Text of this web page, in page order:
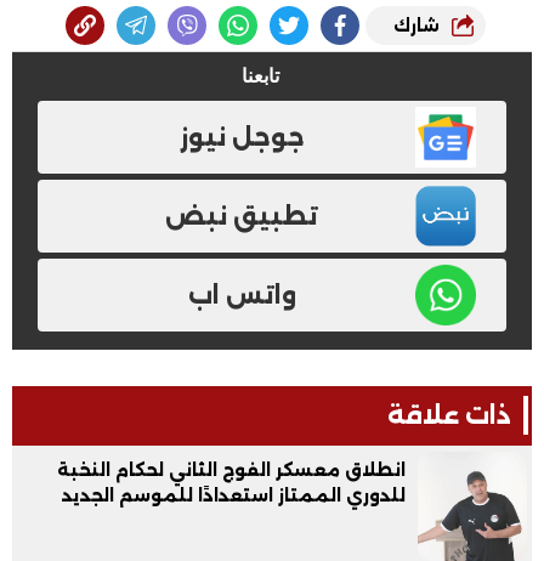
شارك
تابعنا
جوجل نيوز
تطبيق نبض
واتس اب
ذات علاقة
انطلاق معسكر الفوج الثاني لحكام النخبة
للدوري الممتاز استعدادًا للموسم الجديد